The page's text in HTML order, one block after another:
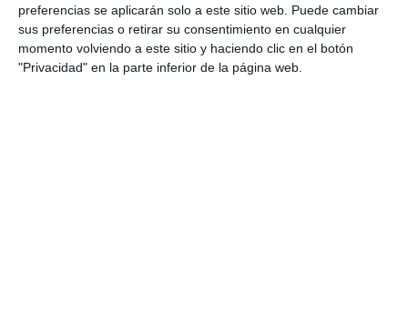
preferencias se aplicarán solo a este sitio web. Puede cambiar
sus preferencias o retirar su consentimiento en cualquier
momento volviendo a este sitio y haciendo clic en el botón
"Privacidad" en la parte inferior de la página web.